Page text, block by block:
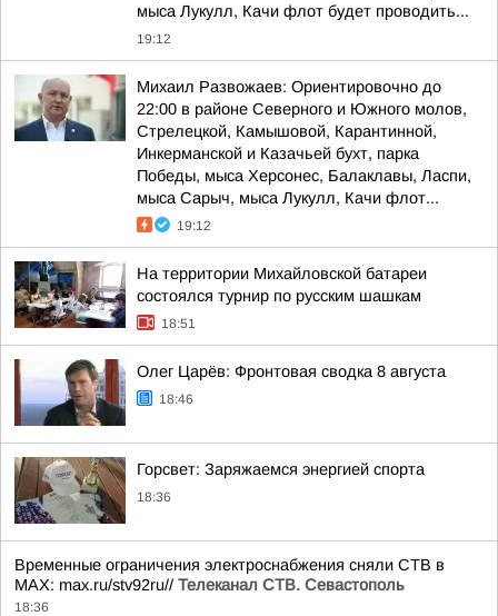
мыса Лукулл, Качи флот будет проводить...
19:12
Михаил Развожаев: Ориентировочно до
22:00 в районе Северного и Южного молов,
Стрелецкой, Камышовой, Карантинной,
Инкерманской и Казачьей бухт, парка
Победы, мыса Херсонес, Балаклавы, Ласпи,
мыса Сарыч, мыса Лукулл, Качи флот...
19:12
На территории Михайловской батареи
состоялся турнир по русским шашкам
18:51
Олег Царёв: Фронтовая сводка 8 августа
18:46
Горсвет: Заряжаемся энергией спорта
18:36
Временные ограничения электроснабжения сняли СТВ в
MAX: max.ru/stv92ru// Телеканал CТВ. Севастополь
18:36